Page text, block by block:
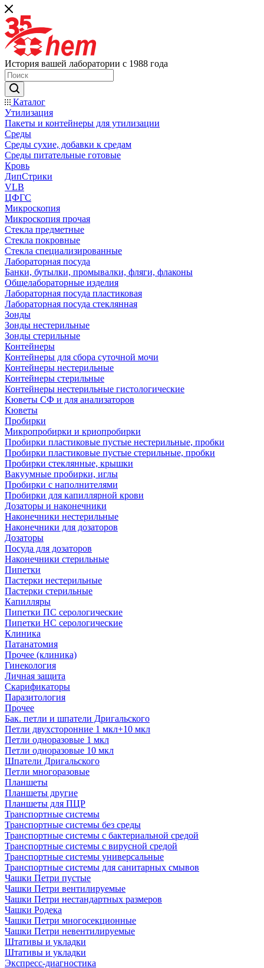
История вашей лаборатории с 1988 года
Каталог
Утилизация
Пакеты и контейнеры для утилизации
Среды
Среды сухие, добавки к средам
Среды питательные готовые
Кровь
ДипСтрики
VLB
ЦФГС
Микроскопия
Микроскопия прочая
Стекла предметные
Стекла покровные
Стекла специализированные
Лабораторная посуда
Банки, бутылки, промывалки, фляги, флаконы
Общелабораторные изделия
Лабораторная посуда пластиковая
Лабораторная посуда стеклянная
Зонды
Зонды нестерильные
Зонды стерильные
Контейнеры
Контейнеры для сбора суточной мочи
Контейнеры нестерильные
Контейнеры стерильные
Контейнеры нестерильные гистологические
Кюветы СФ и для анализаторов
Кюветы
Пробирки
Микропробирки и криопробирки
Пробирки пластиковые пустые нестерильные, пробки
Пробирки пластиковые пустые стерильные, пробки
Пробирки стеклянные, крышки
Вакуумные пробирки, иглы
Пробирки с наполнителями
Пробирки для капиллярной крови
Дозаторы и наконечники
Наконечники нестерильные
Наконечники для дозаторов
Дозаторы
Посуда для дозаторов
Наконечники стерильные
Пипетки
Пастерки нестерильные
Пастерки стерильные
Капилляры
Пипетки ПС серологические
Пипетки НС серологические
Клиника
Патанатомия
Прочее (клиника)
Гинекология
Личная защита
Скарификаторы
Паразитология
Прочее
Бак. петли и шпатели Дригальского
Петли двухсторонние 1 мкл+10 мкл
Петли одноразовые 1 мкл
Петли одноразовые 10 мкл
Шпатели Дригальского
Петли многоразовые
Планшеты
Планшеты другие
Планшеты для ПЦР
Транспортные системы
Транспортные системы без среды
Транспортные системы с бактериальной средой
Транспортные системы с вирусной средой
Транспортные системы универсальные
Транспортные системы для санитарных смывов
Чашки Петри пустые
Чашки Петри вентилируемые
Чашки Петри нестандартных размеров
Чашки Родека
Чашки Петри многосекционные
Чашки Петри невентилируемые
Штативы и укладки
Штативы и укладки
Экспресс-диагностика